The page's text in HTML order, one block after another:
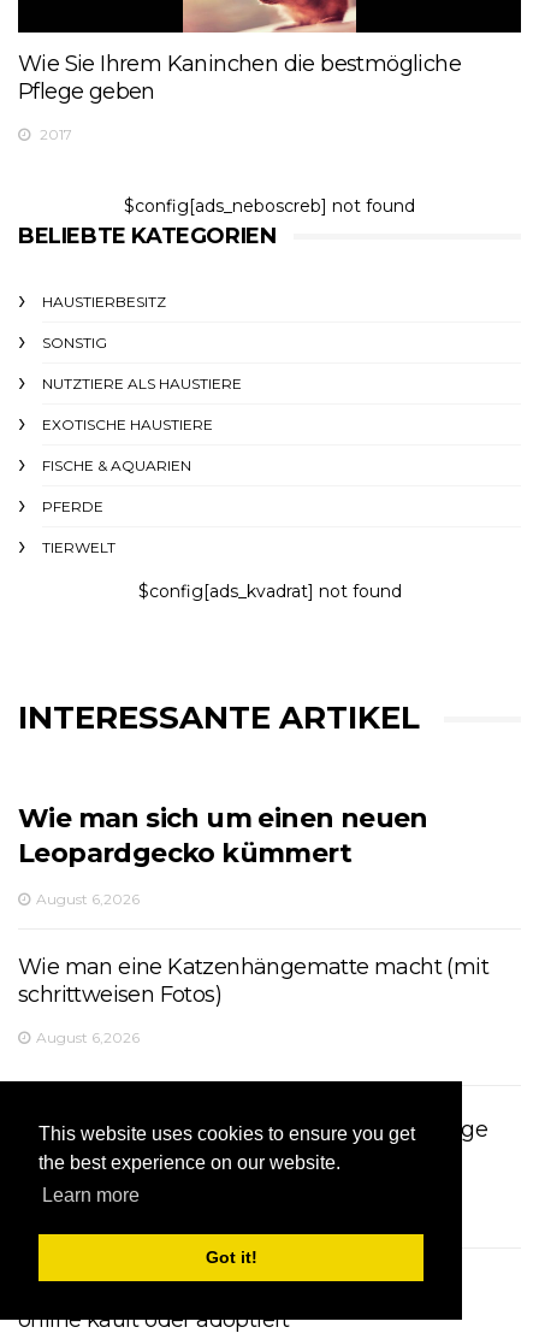
This website uses cookies to ensure you get
the best experience on our website.
Learn more
Got it!
Wie Sie Ihrem Kaninchen die bestmögliche
Pflege geben
2017
$config[ads_neboscreb] not found
BELIEBTE KATEGORIEN
HAUSTIERBESITZ
SONSTIG
NUTZTIERE ALS HAUSTIERE
EXOTISCHE HAUSTIERE
FISCHE & AQUARIEN
PFERDE
TIERWELT
$config[ads_kvadrat] not found
INTERESSANTE ARTIKEL
Wie man sich um einen neuen
Leopardgecko kümmert
August 6,2026
Wie man eine Katzenhängematte macht (mit
schrittweisen Fotos)
August 6,2026
Warum hat meine Katze Durchfall? (5 häufige
Ursachen)
August 6,2026
online kauft oder adoptiert